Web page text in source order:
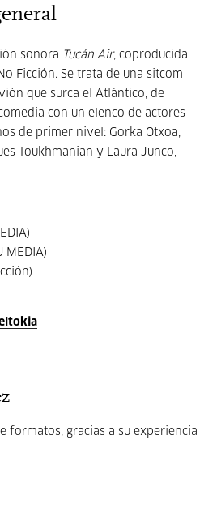
sonora Tucán Air, coproducida
Ficción. Se trata de una sitcom
que surca el Atlántico, de
con un elenco de actores
de primer nivel: Gorka Otxoa,
Toukhmanian y Laura Junco,
MEDIA)
formatos, gracias a su experiencia